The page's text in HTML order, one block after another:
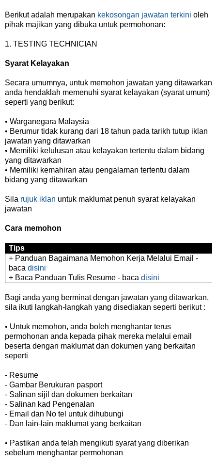
Berikut adalah merupakan kekosongan jawatan terkini oleh
pihak majikan yang dibuka untuk permohonan:
1. TESTING TECHNICIAN
Syarat Kelayakan
Secara umumnya, untuk memohon jawatan yang ditawarkan
anda hendaklah memenuhi syarat kelayakan (syarat umum)
seperti yang berikut:
• Warganegara Malaysia
• Berumur tidak kurang dari 18 tahun pada tarikh tutup iklan
jawatan yang ditawarkan
• Memiliki kelulusan atau kelayakan tertentu dalam bidang
yang ditawarkan
• Memiliki kemahiran atau pengalaman tertentu dalam
bidang yang ditawarkan
Sila rujuk iklan untuk maklumat penuh syarat kelayakan
jawatan
Cara memohon
Tips
+ Panduan Bagaimana Memohon Kerja Melalui Email -
bacadisini
+ Baca Panduan Tulis Resume - bacadisini
Bagi anda yang berminat dengan jawatan yang ditawarkan,
sila ikuti langkah-langkah yang disediakan seperti berikut :
• Untuk memohon, anda boleh menghantar terus
permohonan anda kepada pihak mereka melalui email
beserta dengan maklumat dan dokumen yang berkaitan
seperti
- Resume
- Gambar Berukuran pasport
- Salinan sijil dan dokumen berkaitan
- Salinan kad Pengenalan
- Email dan No tel untuk dihubungi
- Dan lain-lain maklumat yang berkaitan
• Pastikan anda telah mengikuti syarat yang diberikan
sebelum menghantar permohonan